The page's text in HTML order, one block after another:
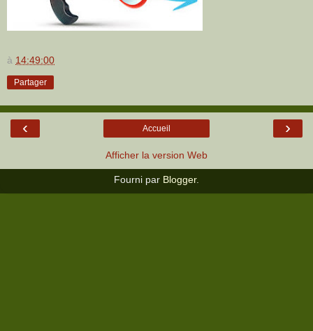
à 14:49:00
Partager
‹ ›
Accueil
Afficher la version Web
Fourni par Blogger.